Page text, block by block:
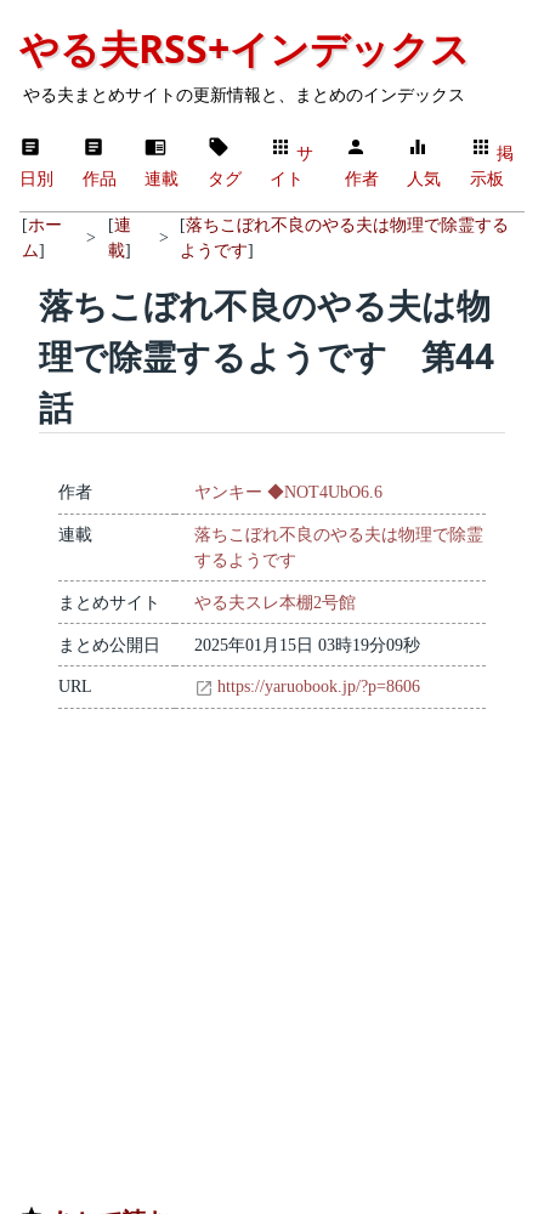
やる夫RSS+インデックス
やる夫まとめサイトの更新情報と、まとめのインデックス
日別 作品 連載 タグ
サ
イト
作者 人気
掲
示板
[ホー
ム]
>
[連
載]
>
[落ちこぼれ不良のやる夫は物理で除霊する
ようです]
落ちこぼれ不良のやる夫は物
理で除霊するようです 第44
話
作者 ヤンキー ◆NOT4UbO6.6
連載
落ちこぼれ不良のやる夫は物理で除霊
するようです
まとめサイト やる夫スレ本棚2号館
まとめ公開日 2025年01月15日 03時19分09秒
URL https://yaruobook.jp/?p=8606